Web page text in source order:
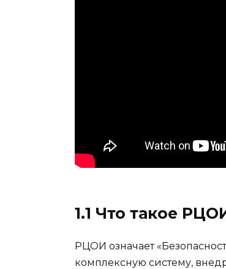
1.1 Что такое
РЦОИ означает
комплексную систему,